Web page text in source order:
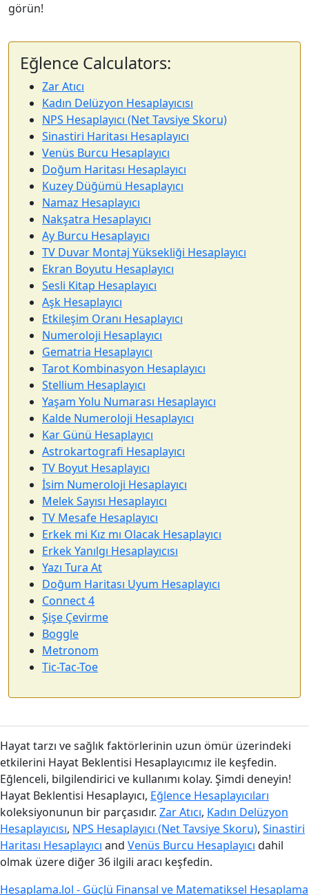
görün!
Eğlence Calculators:
Zar Atıcı
Kadın Delüzyon Hesaplayıcısı
NPS Hesaplayıcı (Net Tavsiye Skoru)
Sinastiri Haritası Hesaplayıcı
Venüs Burcu Hesaplayıcı
Doğum Haritası Hesaplayıcı
Kuzey Düğümü Hesaplayıcı
Namaz Hesaplayıcı
Nakşatra Hesaplayıcı
Ay Burcu Hesaplayıcı
TV Duvar Montaj Yüksekliği Hesaplayıcı
Ekran Boyutu Hesaplayıcı
Sesli Kitap Hesaplayıcı
Aşk Hesaplayıcı
Etkileşim Oranı Hesaplayıcı
Numeroloji Hesaplayıcı
Gematria Hesaplayıcı
Tarot Kombinasyon Hesaplayıcı
Stellium Hesaplayıcı
Yaşam Yolu Numarası Hesaplayıcı
Kalde Numeroloji Hesaplayıcı
Kar Günü Hesaplayıcı
Astrokartografi Hesaplayıcı
TV Boyut Hesaplayıcı
İsim Numeroloji Hesaplayıcı
Melek Sayısı Hesaplayıcı
TV Mesafe Hesaplayıcı
Erkek mi Kız mı Olacak Hesaplayıcı
Erkek Yanılgı Hesaplayıcısı
Yazı Tura At
Doğum Haritası Uyum Hesaplayıcı
Connect 4
Şişe Çevirme
Boggle
Metronom
Tic-Tac-Toe
Hayat tarzı ve sağlık faktörlerinin uzun ömür üzerindeki
etkilerini Hayat Beklentisi Hesaplayıcımız ile keşfedin.
Eğlenceli, bilgilendirici ve kullanımı kolay. Şimdi deneyin!
Hayat Beklentisi Hesaplayıcı, Eğlence Hesaplayıcıları
koleksiyonunun bir parçasıdır. Zar Atıcı, Kadın Delüzyon
Hesaplayıcısı, NPS Hesaplayıcı (Net Tavsiye Skoru), Sinastiri
Haritası Hesaplayıcı and Venüs Burcu Hesaplayıcı dahil
olmak üzere diğer 36 ilgili aracı keşfedin.
Hesaplama.lol - Güçlü Finansal ve Matematiksel Hesaplama